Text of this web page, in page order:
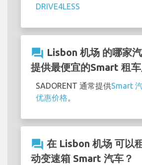
DRIVE4LESS
question_answer Lisbon 机场 的哪家
提供最便宜的Smart 租车
SADORENT 通常提供Smart
优惠价格。
question_answer 在 Lisbon 机场 可以
动变速箱 Smart 汽车？